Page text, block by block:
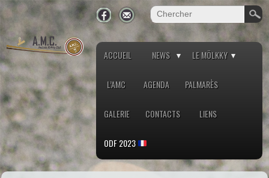
ACCUEIL NEWS LE MÖLKKY
L’AMC AGENDA PALMARÈS
GALERIE CONTACTS LIENS
ODF 2023